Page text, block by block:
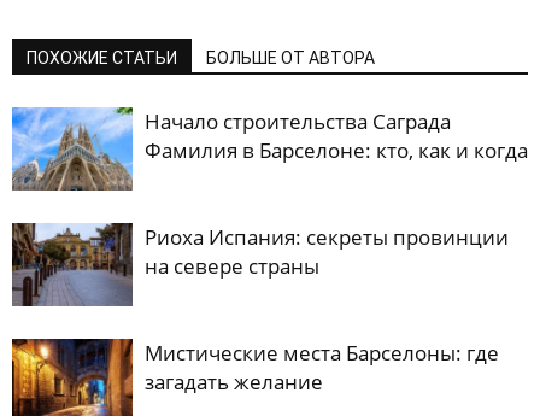
ПОХОЖИЕ СТАТЬИ БОЛЬШЕ ОТ АВТОРА
Начало строительства Саграда
Фамилия в Барселоне: кто, как и когда
Риоха Испания: секреты провинции
на севере страны
Мистические места Барселоны: где
загадать желание